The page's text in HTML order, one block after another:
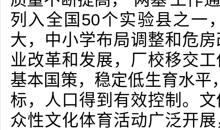
列入全国50个实验县之一
大，中小学布局调整和危
业改革和发展，厂校移交
基本国策，稳定低生育水平
标，人口得到有效控制。
众性文化体育活动广泛开